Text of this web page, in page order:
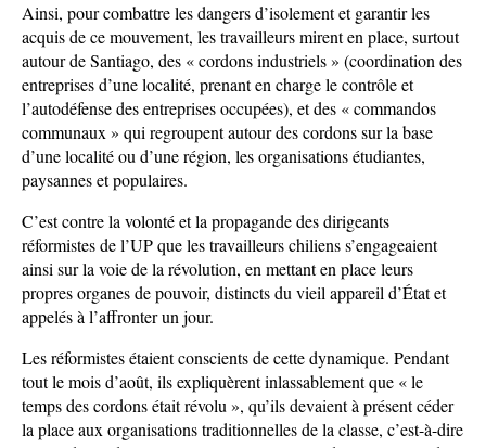
Ainsi, pour combattre les dangers d’isolement et garantir les
acquis de ce mouvement, les travailleurs mirent en place, surtout
autour de Santiago, des « cordons industriels » (coordination des
entreprises d’une localité, prenant en charge le contrôle et
l’autodéfense des entreprises occupées), et des « commandos
communaux » qui regroupent autour des cordons sur la base
d’une localité ou d’une région, les organisations étudiantes,
paysannes et populaires.
C’est contre la volonté et la propagande des dirigeants
réformistes de l’UP que les travailleurs chiliens s’engageaient
ainsi sur la voie de la révolution, en mettant en place leurs
propres organes de pouvoir, distincts du vieil appareil d’État et
appelés à l’affronter un jour.
Les réformistes étaient conscients de cette dynamique. Pendant
tout le mois d’août, ils expliquèrent inlassablement que « le
temps des cordons était révolu », qu’ils devaient à présent céder
la place aux organisations traditionnelles de la classe, c’est-à-dire